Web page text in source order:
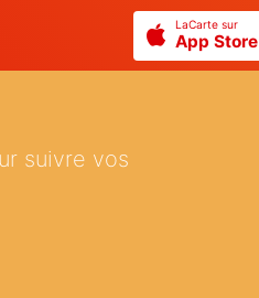
LaCarte sur
App Store
suivre vos